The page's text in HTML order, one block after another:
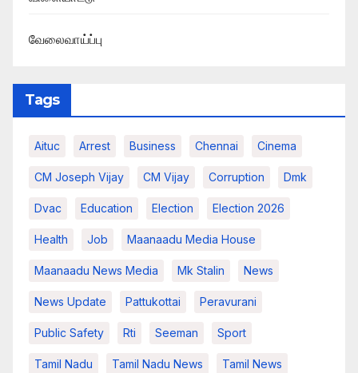
வேலைவாய்ப்பு
Tags
Aituc Arrest Business Chennai Cinema
CM Joseph Vijay CM Vijay Corruption Dmk
Dvac Education Election Election 2026
Health Job Maanaadu Media House
Maanaadu News Media Mk Stalin News
News Update Pattukottai Peravurani
Public Safety Rti Seeman Sport
Tamil Nadu Tamil Nadu News Tamil News